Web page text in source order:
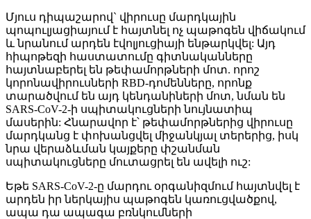
Մյուս դիպաշարով` վիրուսը մարդկային
պոպուլյացիայում է հայտնել ոչ պաթոգեն վիճակում
և նրանում արդեն էվոլյուցիայի ենթարկվել: Այդ
հիպոթեզի հաստատումը գիտնականները
հայտնաբերել են թեփամորթների մոտ. որոշ
կորոնավիրուսների RBD-դոմենները, որոնք
տարածվում են այդ կենդանիների մոտ, նման են
SARS-CoV-2-ի սպիտակուցների նույնատիպ
մասերին: Հնարավոր է՝ թեփամորթներից վիրուսը
մարդկանց է փոխանցվել միջանկյալ տերերից, իսկ
նրա վերաձևման կայքերը փշանման
սպիտակուցները մուտացրել են ավելի ուշ:
Եթե SARS-CoV-2-ը մարդու օրգանիզմում հայտնվել է
արդեն իր ներկայիս պաթոգեն կառուցվածքով,
ապա դա ապագա բռնկումների